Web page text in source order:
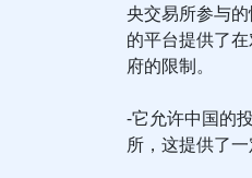
央交易所参与
的平台提供了
府的限制。
-它允许中国的
所，这提供了一